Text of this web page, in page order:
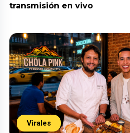
transmisión en vivo
Virales